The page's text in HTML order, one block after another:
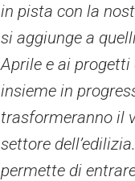
in pista con la
si aggiunge a
Aprile e ai
insieme in
trasformeranno il
settore
permette di